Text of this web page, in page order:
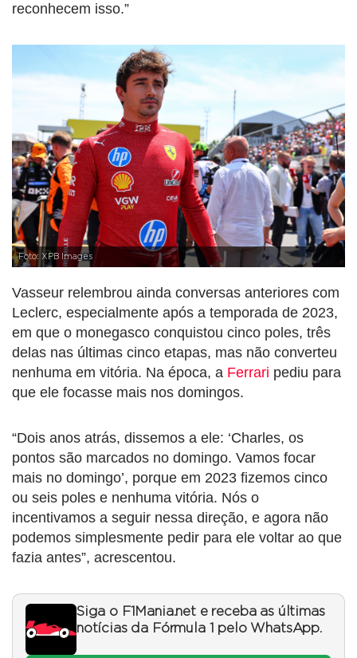
reconhecem isso.”
Foto: XPB Images
Vasseur relembrou ainda conversas anteriores com
Leclerc, especialmente após a temporada de 2023,
em que o monegasco conquistou cinco poles, três
delas nas últimas cinco etapas, mas não converteu
nenhuma em vitória. Na época, a Ferrari pediu para
que ele focasse mais nos domingos.
“Dois anos atrás, dissemos a ele: ‘Charles, os
pontos são marcados no domingo. Vamos focar
mais no domingo’, porque em 2023 fizemos cinco
ou seis poles e nenhuma vitória. Nós o
incentivamos a seguir nessa direção, e agora não
podemos simplesmente pedir para ele voltar ao que
fazia antes”, acrescentou.
Siga o F1Mania.net e receba as últimas
notícias da Fórmula 1 pelo WhatsApp.